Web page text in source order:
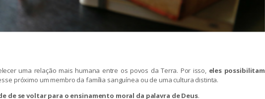
uma relação mais humana entre os povos da Terra. Por isso, eles possibilitam
próximo um membro da família sanguínea ou de uma cultura distinta.
de se voltar para o ensinamento moral da palavra de Deus.